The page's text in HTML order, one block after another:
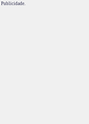
Publicidade.